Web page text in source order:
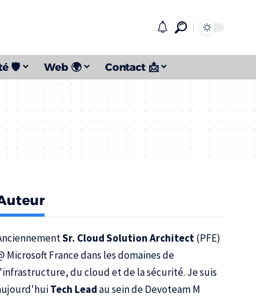
🛡️ Web 🌍 Contact 📩
Sr. Cloud Solution Architect(PFE)
Microsoft Francedans les domaines de
du cloud et de la sécurité. Je suis
Tech Leadau sein deDevoteam M